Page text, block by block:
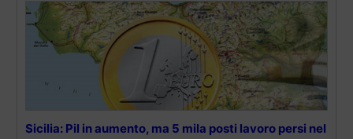
Sicilia: Pil in aumento, ma 5 mila posti lavoro persi nel